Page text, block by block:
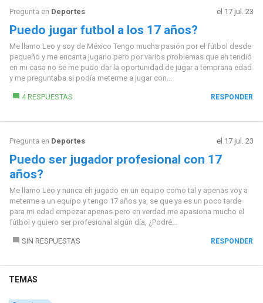
Pregunta en Deportes el 17 jul. 23
Puedo jugar futbol a los 17 años?
Me llamo Leo y soy de México Tengo mucha pasión por el fútbol desde
pequeño y me encanta jugarlo pero por varios problemas que eh tendió
en mi casa no se me pudo dar la oportunidad de jugar a temprana edad
y me preguntaba si podía meterme a jugar con...
4 RESPUESTAS RESPONDER
Pregunta en Deportes el 17 jul. 23
Puedo ser jugador profesional con 17
años?
Me llamo Leo y nunca eh jugado en un equipo como tal y apenas voy a
meterme a un equipo y tengo 17 años ya, se que ya es un poco tarde
para mi edad empezar apenas pero en verdad me apasiona mucho el
fútbol y quiero ser profesional algún día, ¿Podré...
SIN RESPUESTAS RESPONDER
TEMAS